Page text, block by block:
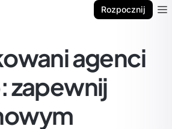
Rozpocznij
agenci
zapewnij